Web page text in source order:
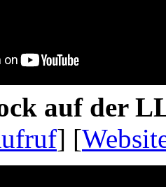
auf der
] [